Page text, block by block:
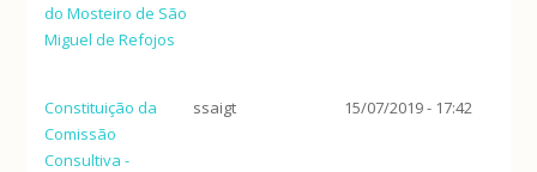
do Mosteiro de São
Miguel de Refojos
Constituição da
Comissão
Consultiva -
ssaigt 15/07/2019 - 17:42